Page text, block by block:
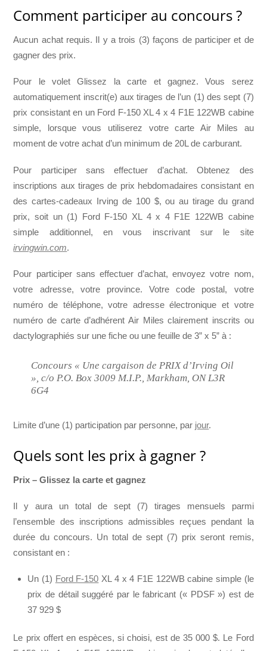
Comment participer au concours ?
Aucun achat requis. Il y a trois (3) façons de participer et de
gagner des prix.
Pour le volet Glissez la carte et gagnez. Vous serez
automatiquement inscrit(e) aux tirages de l’un (1) des sept (7)
prix consistant en un Ford F-150 XL 4 x 4 F1E 122WB cabine
simple, lorsque vous utiliserez votre carte Air Miles au
moment de votre achat d’un minimum de 20L de carburant.
Pour participer sans effectuer d’achat. Obtenez des
inscriptions aux tirages de prix hebdomadaires consistant en
des cartes-cadeaux Irving de 100 $, ou au tirage du grand
prix, soit un (1) Ford F-150 XL 4 x 4 F1E 122WB cabine
simple additionnel, en vous inscrivant sur le site
irvingwin.com.
Pour participer sans effectuer d’achat, envoyez votre nom,
votre adresse, votre province. Votre code postal, votre
numéro de téléphone, votre adresse électronique et votre
numéro de carte d’adhérent Air Miles clairement inscrits ou
dactylographiés sur une fiche ou une feuille de 3” x 5” à :
Concours « Une cargaison de PRIX d’Irving Oil
», c/o P.O. Box 3009 M.I.P., Markham, ON L3R
6G4
Limite d’une (1) participation par personne, par jour.
Quels sont les prix à gagner ?
Prix – Glissez la carte et gagnez
Il y aura un total de sept (7) tirages mensuels parmi
l’ensemble des inscriptions admissibles reçues pendant la
durée du concours. Un total de sept (7) prix seront remis,
consistant en :
Un (1) Ford F-150 XL 4 x 4 F1E 122WB cabine simple (le
prix de détail suggéré par le fabricant (« PDSF ») est de
37 929 $
Le prix offert en espèces, si choisi, est de 35 000 $. Le Ford